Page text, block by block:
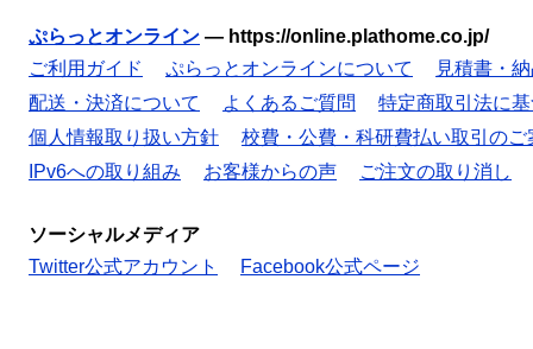
ぷらっとオンライン — https://online.plathome.co.jp/
ご利用ガイド
ぷらっとオンラインについて
見積書・
配送・決済について
よくあるご質問
特定商取引法に
個人情報取り扱い方針
校費・公費・科研費払い取引のご
IPv6への取り組み
お客様からの声 ご注文の取り消し
ソーシャルメディア
Twitter公式アカウント
Facebook公式ページ